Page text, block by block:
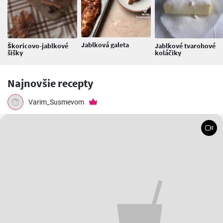
Škoricovo-jablkové
šišky
Jablková galeta Jablkové tvarohové
koláčiky
Najnovšie recepty
Varim_Susmevom